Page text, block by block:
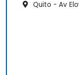
Quito - Av